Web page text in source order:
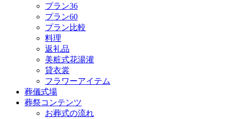
プラン36
プラン60
プラン比較
料理
返礼品
美粧式花湯灌
貸衣裳
フラワーアイテム
葬儀式場
葬祭コンテンツ
お葬式の流れ